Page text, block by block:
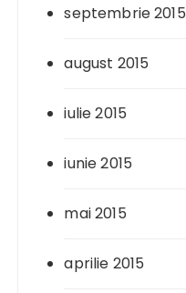
septembrie 2015
august 2015
iulie 2015
iunie 2015
mai 2015
aprilie 2015